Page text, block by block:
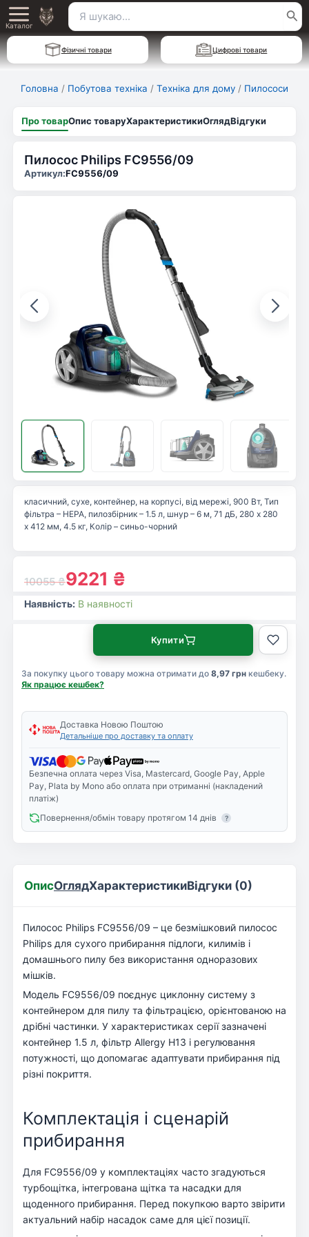
Перейти
до
вмісту
Main
Menu
Каталог
Пошук
для:
Фізичні товари Цифрові товари
Головна / Побутова техніка / Техніка для дому / Пилососи
Про товарОпис товаруХарактеристикиОглядВідгуки
Пилосос Philips FC9556/09
Артикул:FC9556/09
10055₴9221 ₴
класичний, сухе, контейнер, на корпусі, від мережі, 900 Вт, Тип
фільтра – НЕРА, пилозбірник – 1.5 л, шнур – 6 м, 71 дБ, 280 x 280
x 412 мм, 4.5 кг, Колір – синьо-чорний
Наявність: В наявності
За покупку цього товару можна отримати до 8,97 грн кешбеку.
Як працює кешбек?
Купити
Доставка Новою Поштою
Детальніше про доставку та оплату
Безпечна оплата через Visa, Mastercard, Google Pay, Apple
Pay, Plata by Mono або оплата при отриманні (накладений
платіж)
Повернення/обмін товару протягом 14 днів
?
ОписОглядХарактеристикиВідгуки (0)
Пилосос Philips FC9556/09 – це безмішковий пилосос
Philips для сухого прибирання підлоги, килимів і
домашнього пилу без використання одноразових
мішків.
Модель FC9556/09 поєднує циклонну систему з
контейнером для пилу та фільтрацією, орієнтованою на
дрібні частинки. У характеристиках серії зазначені
контейнер 1.5 л, фільтр Allergy H13 і регулювання
потужності, що допомагає адаптувати прибирання під
різні покриття.
Комплектація і сценарій
прибирання
Для FC9556/09 у комплектаціях часто згадуються
турбощітка, інтегрована щітка та насадки для
щоденного прибирання. Перед покупкою варто звірити
актуальний набір насадок саме для цієї позиції.